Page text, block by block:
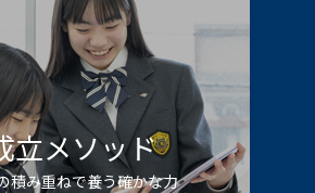
立メソッド
積み重ねで養う確かな⼒